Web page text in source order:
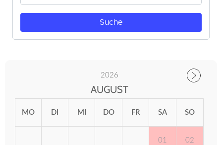
2026
AUGUST
MO DI MI DO FR SA SO
01 02